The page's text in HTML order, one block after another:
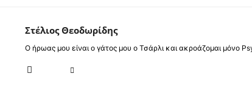
Στέλιος Θεοδωρίδης
Ο ήρωας μου είναι ο γάτος μου ο Τσάρλι και ακροάζομαι μόνο